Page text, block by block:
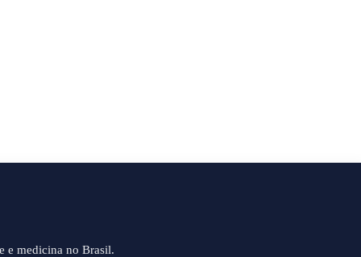
e medicina no Brasil.